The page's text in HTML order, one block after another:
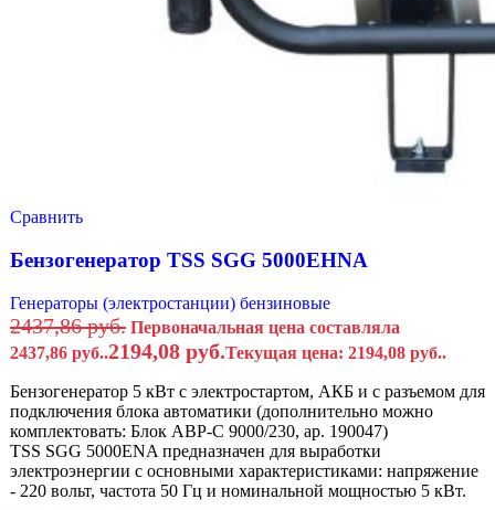
Сравнить
Бензогенератор TSS SGG 5000EHNA
Генераторы (электростанции) бензиновые
2437,86руб. Первоначальная цена составляла
2437,86 руб..2194,08 руб.Текущая цена: 2194,08 руб..
Бензогенератор 5 кВт с электростартом, АКБ и с разъемом для
подключения блока автоматики (дополнительно можно
комплектовать: Блок АВР-С 9000/230, ар. 190047)
TSS SGG 5000ENA предназначен для выработки
электроэнергии с основными характеристиками: напряжение
- 220 вольт, частота 50 Гц и номинальной мощностью 5 кВт.